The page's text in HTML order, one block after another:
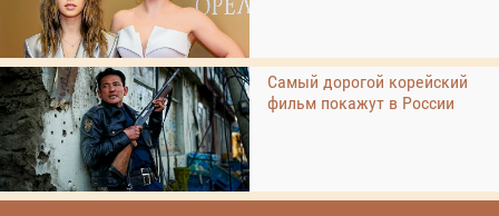
Самый дорогой корейский
фильм покажут в России